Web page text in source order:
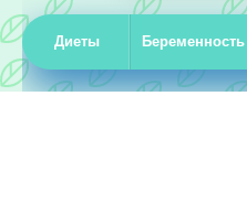
Диеты Беременность